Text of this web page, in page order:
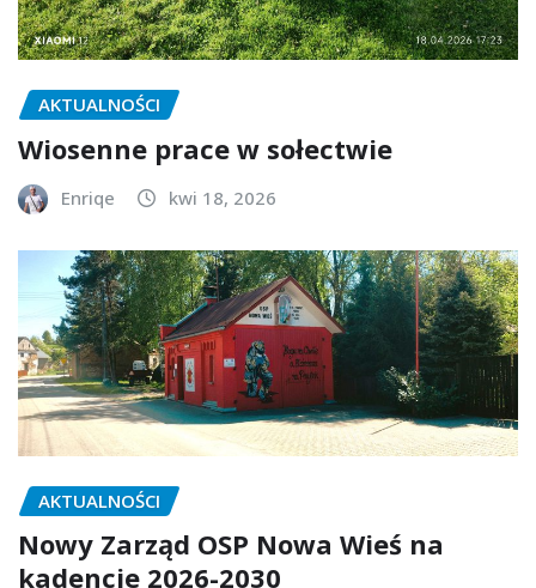
AKTUALNOŚCI
Wiosenne prace w sołectwie
Enriqe kwi 18, 2026
AKTUALNOŚCI
Nowy Zarząd OSP Nowa Wieś na
kadencje 2026-2030